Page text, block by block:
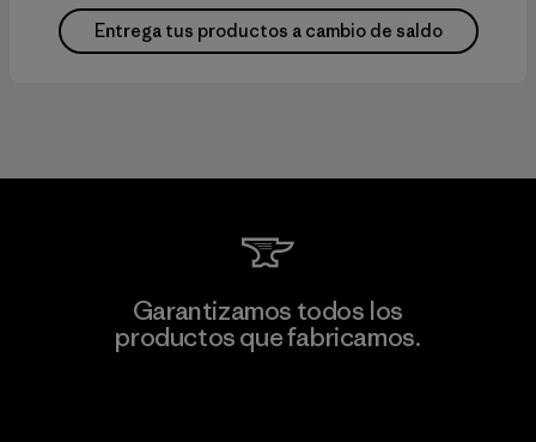
Entrega tus productos a cambio de saldo
Garantizamos todos los
productos que fabricamos.